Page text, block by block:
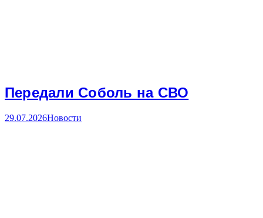
Передали Соболь на СВО
29.07.2026Новости